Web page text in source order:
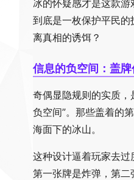
冰的怀疑感才是这款
到底是一枚保护平民
离真相的诱饵？
信息的负空间：盖
奇偶显隐规则的实质，
负空间”。那些盖着的
海面下的冰山。
这种设计逼着玩家去
第一张牌是炸弹，第